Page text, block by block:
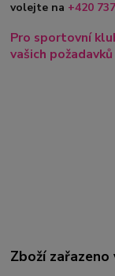
volejte na +420
Pro sportovní
vašich požadavků
Zboží